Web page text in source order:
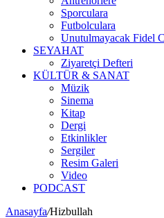
Sporculara
Futbolculara
Unutulmayacak Fidel
SEYAHAT
Ziyaretçi Defteri
KÜLTÜR & SANAT
Müzik
Sinema
Kitap
Dergi
Etkinlikler
Sergiler
Resim Galeri
Video
PODCAST
Anasayfa/Hizbullah